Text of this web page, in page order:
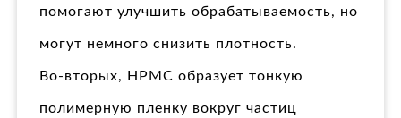
помогают улучшить обрабатываемость, но
могут немного снизить плотность.
Во-вторых, HPMC образует тонкую
полимерную пленку вокруг частиц